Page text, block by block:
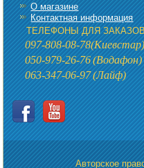
О магазине
Контактная информация
ТЕЛЕФОНЫ ДЛЯ
097-808-08-78
050-979-26-76(Водафон)
063-347-06-97(Лайф)
Авторское